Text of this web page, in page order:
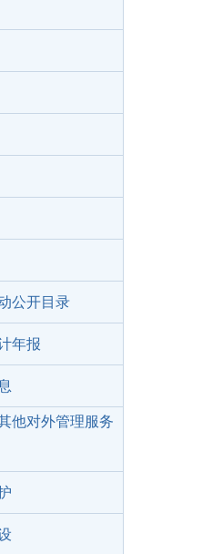
公开目录
年报
他对外管理服务